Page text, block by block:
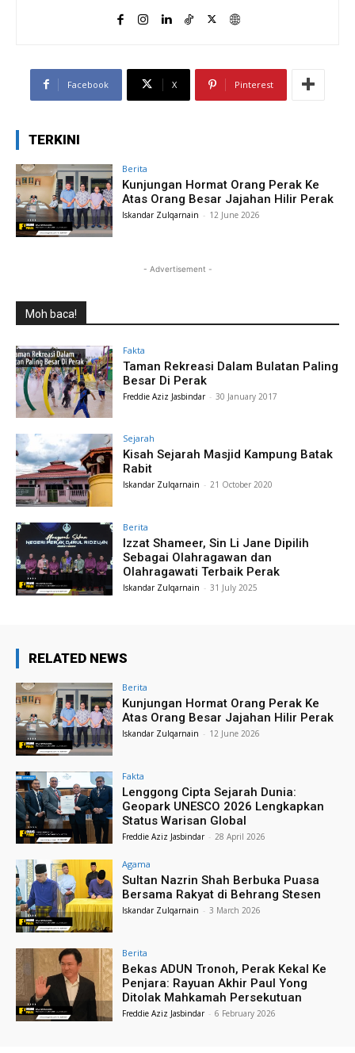
Facebook X Pinterest
TERKINI
Berita
Kunjungan Hormat Orang Perak Ke
Atas Orang Besar Jajahan Hilir Perak
Iskandar Zulqarnain - 12 June 2026
- Advertisement -
Moh baca!
Fakta
Taman Rekreasi Dalam Bulatan Paling
Besar Di Perak
Freddie Aziz Jasbindar - 30 January 2017
Sejarah
Kisah Sejarah Masjid Kampung Batak
Rabit
Iskandar Zulqarnain - 21 October 2020
Berita
Izzat Shameer, Sin Li Jane Dipilih
Sebagai Olahragawan dan
Olahragawati Terbaik Perak
Iskandar Zulqarnain - 31 July 2025
RELATED NEWS
Berita
Kunjungan Hormat Orang Perak Ke
Atas Orang Besar Jajahan Hilir Perak
Iskandar Zulqarnain - 12 June 2026
Fakta
Lenggong Cipta Sejarah Dunia:
Geopark UNESCO 2026 Lengkapkan
Status Warisan Global
Freddie Aziz Jasbindar - 28 April 2026
Agama
Sultan Nazrin Shah Berbuka Puasa
Bersama Rakyat di Behrang Stesen
Iskandar Zulqarnain - 3 March 2026
Berita
Bekas ADUN Tronoh, Perak Kekal Ke
Penjara: Rayuan Akhir Paul Yong
Ditolak Mahkamah Persekutuan
Freddie Aziz Jasbindar - 6 February 2026